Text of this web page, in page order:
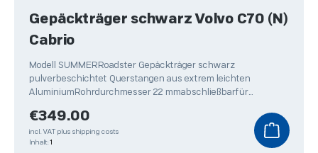
Gepäckträger schwarz Volvo C70 (N)
Cabrio
Modell SUMMERRoadster Gepäckträger schwarz
pulverbeschichtet Querstangen aus extrem leichten
AluminiumRohrdurchmesser 22 mmabschließbarfür
Regular price:
€349.00
incl. VAT plus shipping costs
Inhalt: 1